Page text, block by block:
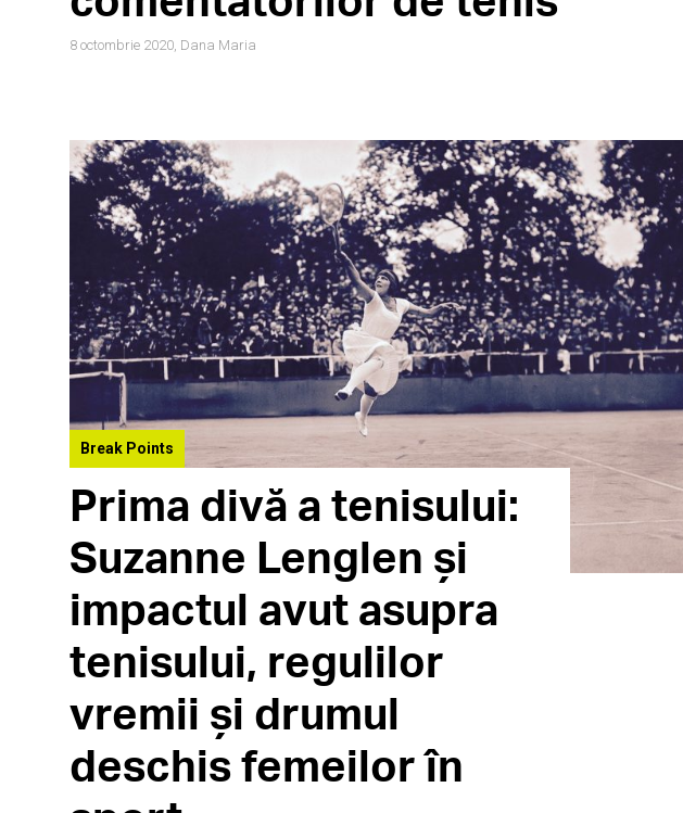
8 octombrie 2020, Dana Maria
Break Points
Prima divă a tenisului:
Suzanne Lenglen și
impactul avut asupra
tenisului, regulilor
vremii și drumul
deschis femeilor în